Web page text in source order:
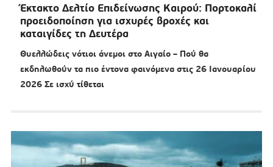
Έκτακτο Δελτίο Επιδείνωσης Καιρού: Πορτοκαλί
προειδοποίηση για ισχυρές βροχές και
καταιγίδες τη Δευτέρα
Θυελλώδεις νότιοι άνεμοι στο Αιγαίο – Πού θα
εκδηλωθούν τα πιο έντονα φαινόμενα στις 26 Ιανουαρίου
2026 Σε ισχύ τίθεται